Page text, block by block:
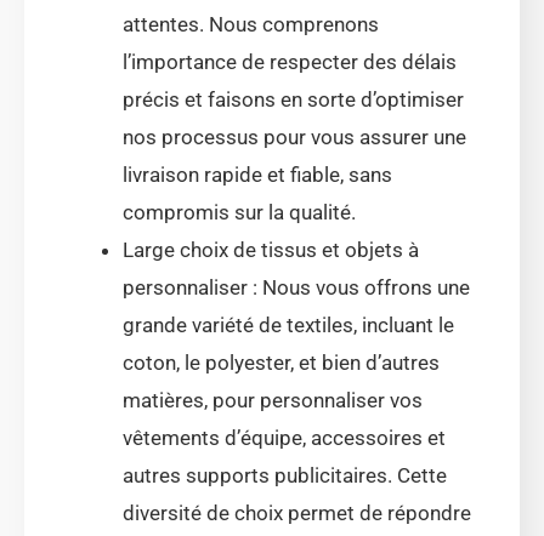
attentes. Nous comprenons
l’importance de respecter des délais
précis et faisons en sorte d’optimiser
nos processus pour vous assurer une
livraison rapide et fiable, sans
compromis sur la qualité.
Large choix de tissus et objets à
personnaliser : Nous vous offrons une
grande variété de textiles, incluant le
coton, le polyester, et bien d’autres
matières, pour personnaliser vos
vêtements d’équipe, accessoires et
autres supports publicitaires. Cette
diversité de choix permet de répondre